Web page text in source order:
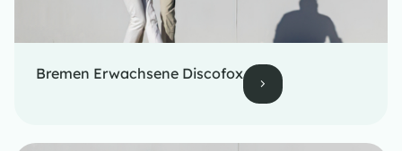
Bremen Erwachsene Discofox